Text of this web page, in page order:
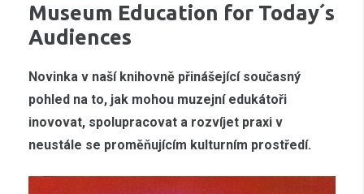
Museum Education for Today´s
Audiences
Novinka v naší knihovně přinášející současný
pohled na to, jak mohou muzejní edukátoři
inovovat, spolupracovat a rozvíjet praxi v
neustále se proměňujícím kulturním prostředí.